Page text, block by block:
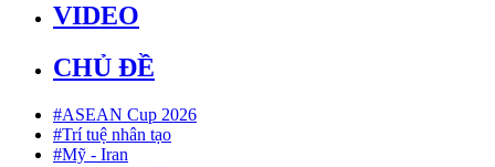
VIDEO
CHỦ ĐỀ
#ASEAN Cup 2026
#Trí tuệ nhân tạo
#Mỹ - Iran